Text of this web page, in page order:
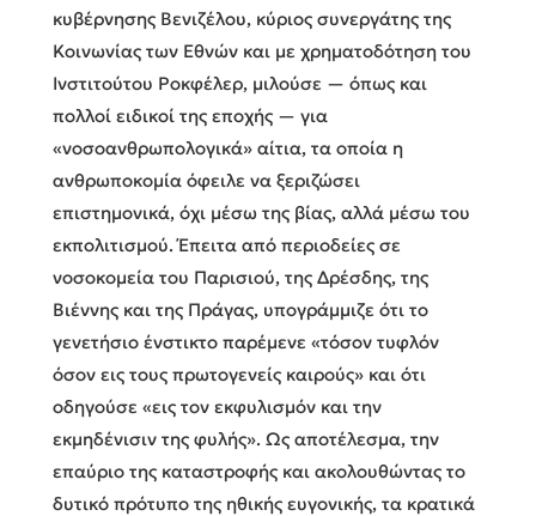
κυβέρνησης Βενιζέλου, κύριος συνεργάτης της
Κοινωνίας των Εθνών και με χρηματοδότηση του
Ινστιτούτου Ροκφέλερ, μιλούσε — όπως και
πολλοί ειδικοί της εποχής — για
«νοσοανθρωπολογικά» αίτια, τα οποία η
ανθρωποκομία όφειλε να ξεριζώσει
επιστημονικά, όχι μέσω της βίας, αλλά μέσω του
εκπολιτισμού. Έπειτα από περιοδείες σε
νοσοκομεία του Παρισιού, της Δρέσδης, της
Βιέννης και της Πράγας, υπογράμμιζε ότι το
γενετήσιο ένστικτο παρέμενε «τόσον τυφλόν
όσον εις τους πρωτογενείς καιρούς» και ότι
οδηγούσε «εις τον εκφυλισμόν και την
εκμηδένισιν της φυλής». Ως αποτέλεσμα, την
επαύριο της καταστροφής και ακολουθώντας το
δυτικό πρότυπο της ηθικής ευγονικής, τα κρατικά